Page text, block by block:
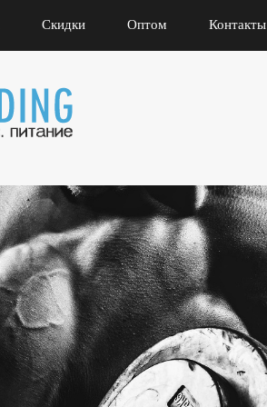
Скидки Оптом Контакты